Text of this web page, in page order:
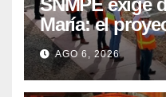
SNMPE exige
María: el
que Perú lleva
posponiendo
AGO 6, 2026